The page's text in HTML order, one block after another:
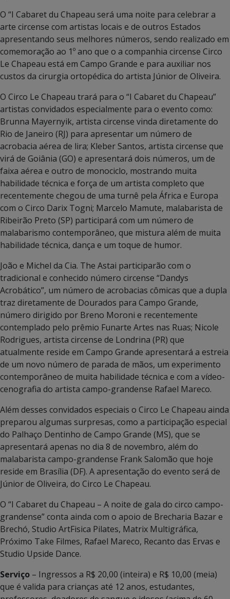
O “I Cabaret du Chapeau será uma noite para celebrar a
arte circense com artistas locais e de outros Estados
apresentando seus melhores números, sendo realizado em
comemoração ao 1º ano que o a companhia circense Circo
Le Chapeau está em Campo Grande e para auxiliar nos
custos da cirurgia ortopédica do artista Júnior de Oliveira.
O Circo Le Chapeau trará para o “I Cabaret du Chapeau”
artistas convidados especialmente para o evento como:
Brunna Mayernyik, artista circense vinda diretamente do
Rio de Janeiro (RJ) para apresentar um número de
acrobacia aérea de lira; Kleber Santos, artista circense que
virá de Goiânia (GO) e apresentará dois números, um de
faixa aérea e outro de monociclo, mostrando muita
habilidade técnica e força de um artista completo que
recentemente chegou de uma turnê pela África e Europa
com o Circo Darix Togni; Marcelo Mamute, malabarista de
Ribeirão Preto (SP) participará com um número de
malabarismo contemporâneo, que mistura além de muita
habilidade técnica, dança e um toque de humor.
João e Michel da Cia. The Astai participarão com o
tradicional e conhecido número circense “Dandys
Acrobático”, um número de acrobacias cômicas que a dupla
traz diretamente de Dourados para Campo Grande,
número dirigido por Breno Moroni e recentemente
contemplado pelo prêmio Funarte Artes nas Ruas; Nicole
Rodrigues, artista circense de Londrina (PR) que
atualmente reside em Campo Grande apresentará a estreia
de um novo número de parada de mãos, um experimento
contemporâneo de muita habilidade técnica e com a vídeo-
cenografia do artista campo-grandense Rafael Mareco.
Além desses convidados especiais o Circo Le Chapeau ainda
preparou algumas surpresas, como a participação especial
do Palhaço Dentinho de Campo Grande (MS), que se
apresentará apenas no dia 8 de novembro, além do
malabarista campo-grandense Frank Salomão que hoje
reside em Brasília (DF). A apresentação do evento será de
Júnior de Oliveira, do Circo Le Chapeau.
O “I Cabaret du Chapeau – A noite de gala do circo campo-
grandense” conta ainda com o apoio de Brecharia Bazar e
Brechó, Studio ArtFisica Pilates, Matrix Multigráfica,
Próximo Take Filmes, Rafael Mareco, Recanto das Ervas e
Studio Upside Dance.
Serviço – Ingressos a R$ 20,00 (inteira) e R$ 10,00 (meia)
que é valida para crianças até 12 anos, estudantes,